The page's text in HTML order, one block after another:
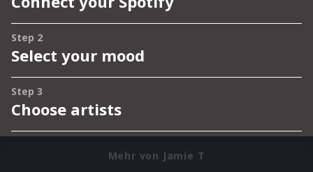
Mehr von Jamie T